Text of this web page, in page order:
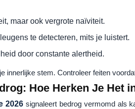
maar ook vergrote naïviteit.
te detecteren, mits je luistert.
door constante alertheid.
innerlijke stem. Controleer feiten
Hoe Herken Je Het
2026 signaleert bedrog vermomd als